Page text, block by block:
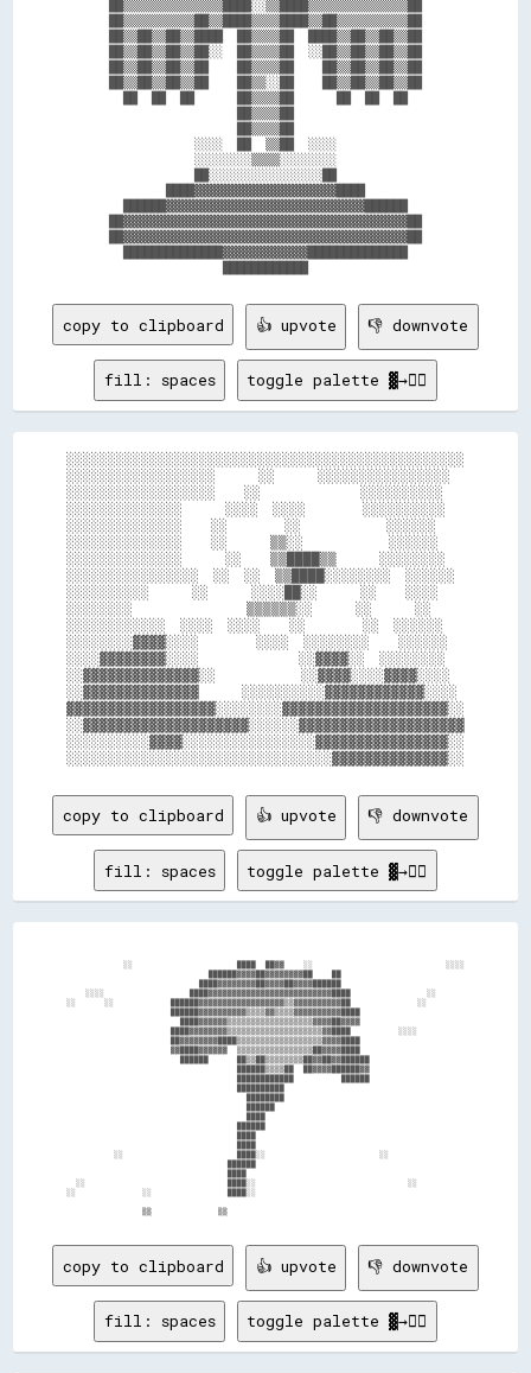
    ██▒▒▒▒▒▒▒▒▒▒▒▒▒▒████░░▒▒████▒▒▒▒▒▒▒▒▒▒▒▒▒▒██
    ██▒▒▒▒▒▒▒▒▒▒██▒▒████▒▒▒▒████▒▒██▒▒▒▒▒▒▒▒▒▒██
    ██▒▒██▒▒██▒▒████  ██▒▒▒▒██  ████▒▒██▒▒██▒▒██
    ██▒▒██▒▒██▒▒██░░  ██▒▒▒▒██  ░░██▒▒██▒▒██▒▒██
    ██▒▒██▒▒██▒▒██    ██▒▒▒▒██    ██▒▒██▒▒██▒▒██
    ██▒▒██▒▒██▒▒██    ██▒▒░░██    ██▒▒██▒▒██▒▒██
      ██  ██  ██      ██▒▒▒▒██      ██  ██  ██
                      ██▒▒▒▒██
                      ██▒▒▒▒██
                ░░░░  ██  ▒▒██  ░░░░
                ░░░░░░░░▒▒▒▒░░░░░░░░
                ██░░░░░░░░░░░░░░░░██
            ████▓▓▓▓▓▓▓▓▓▓▓▓▓▓▓▓▓▓▓▓████
      ██████▓▓▓▓▓▓▓▓▓▓▓▓▓▓▓▓▓▓▓▓▓▓▓▓▓▓▓▓██████
    ██▓▓▓▓▓▓▓▓▓▓▓▓▓▓▓▓▓▓▓▓▓▓▓▓▓▓▓▓▓▓▓▓▓▓▓▓▓▓▓▓██
    ██▓▓▓▓▓▓▓▓▓▓▓▓▓▓▓▓▓▓▓▓▓▓▓▓▓▓▓▓▓▓▓▓▓▓▓▓▓▓▓▓██
      ██████████████▓▓▓▓▓▓▓▓▓▓▓▓██████████████
copy to clipboard 👍 upvote 👎 downvote
fill: spaces toggle palette ▓→✊🏽
░░░░░░░░░░░░░░░░░░░░░░░░░░░░░░░░░░░░░░░░░░░░░░░░
░░░░░░░░░░░░░░░░░░      ░░      ░░░░░░░░░░░░░░░░
░░░░░░░░░░░░░░░░░░    ░░              ░░░░░░░░░░
░░░░░░░░░░░░░░      ░░░░  ░░░░        ░░░░░░░░░░
░░░░░░░░░░░░░░    ░░        ░░            ░░░░░░
░░░░░░░░░░░░░░    ░░      ▒▒░░            ░░░░░░
░░░░░░░░░░░░░░      ░░    ▒▒████▒▒      ░░░░░░░░
░░░░░░░░░░░░░░░░  ░░  ░░  ▒▒████░░░░░░░░  ░░░░░░
░░░░░░░░░░      ░░      ░░░░██░░      ░░    ░░░░
░░░░░░░░                ▒▒▒▒▒▒░░      ░░      ░░
░░░░░░░░░░░░  ░░░░  ░░░░    ░░        ░░  ░░░░░░
░░░░░░░░▓▓▓▓░░░░        ░░░░  ░░░░░░░░    ░░░░░░
░░░░▓▓▓▓▓▓▓▓░░░░              ░░▓▓▓▓░░  ░░░░░░░░
░░▓▓▓▓▓▓▓▓▓▓▓▓▓▓░░            ░░▓▓▓▓░░░░▓▓▓▓░░░░
░░▓▓▓▓▓▓▓▓▓▓▓▓▓▓      ░░░░░░░░░░▓▓▓▓▓▓▓▓▓▓▓▓░░░░
▓▓▓▓▓▓▓▓▓▓▓▓▓▓▓▓▓▓░░░░░░░░▓▓▓▓▓▓▓▓▓▓▓▓▓▓▓▓▓▓▓▓░░
░░▓▓▓▓▓▓▓▓▓▓▓▓▓▓▓▓▓▓▓▓░░░░░░▓▓▓▓▓▓▓▓▓▓▓▓▓▓▓▓▓▓▓▓
░░░░░░░░░░▓▓▓▓░░░░░░░░░░░░░░░░▓▓▓▓▓▓▓▓▓▓▓▓▓▓▓▓░░
copy to clipboard 👍 upvote 👎 downvote
fill: spaces toggle palette ▓→✊🏽
              ░░                      ████  ██▓▓    ░░                            ░░░░
                                ██████▓▓▓▓██▓▓▓▓▓▓▓▓██    ██
                              ████▓▓▓▓▓▓▓▓██▓▓▓▓██▓▓▓▓██████
      ░░░░                  ████▓▓▓▓▓▓▓▓▓▓▓▓▓▓▓▓▓▓▓▓▓▓▓▓▓▓████                ░░
  ░░      ░░            ██████▓▓▓▓▓▓▓▓▓▓▓▓▓▓▓▓▓▓▒▒▓▓▓▓▓▓▓▓▓▓██              ░░
                        ██████▓▓▓▓▓▓▓▓▓▓▒▒▒▒▓▓▒▒▒▒▓▓▓▓▓▓▓▓▓▓████
                          ████▓▓▓▓▓▓▒▒▒▒▒▒▒▒▒▒▒▒▒▒▒▒▒▒▓▓▓▓██▓▓▓▓
                        ████▓▓▓▓▓▓▓▓▒▒▒▒▒▒▒▒▒▒▒▒▒▒▒▒▒▒▒▒▓▓████          ░░░░
                        ██▓▓▓▓▓▓▓▓████▒▒▒▒▒▒▒▒▒▒▒▒▒▒▒▒▒▒▓▓▓▓████
                        ▓▓████▓▓▓▓▓▓  ▒▒▒▒▒▒▒▒▒▒▒▒▒▒▒▒██▓▓▓▓████
                          ██████      ██▒▒██▒▒▒▒▒▒▒▒██▓▓██▓▓██████
                                      ██████▒▒▒▒██  ██▓▓▓▓██████▓▓
            ░░                        ████░░                        ░░
    ░░                              ████░░                                ░░
  ░░              ░░                ████░░
copy to clipboard 👍 upvote 👎 downvote
fill: spaces toggle palette ▓→✊🏽